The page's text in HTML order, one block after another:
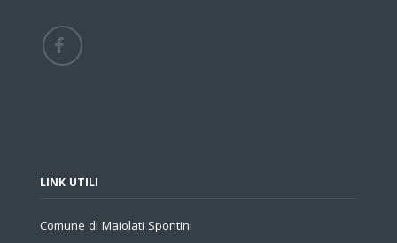
LINK UTILI
Comune di Maiolati Spontini